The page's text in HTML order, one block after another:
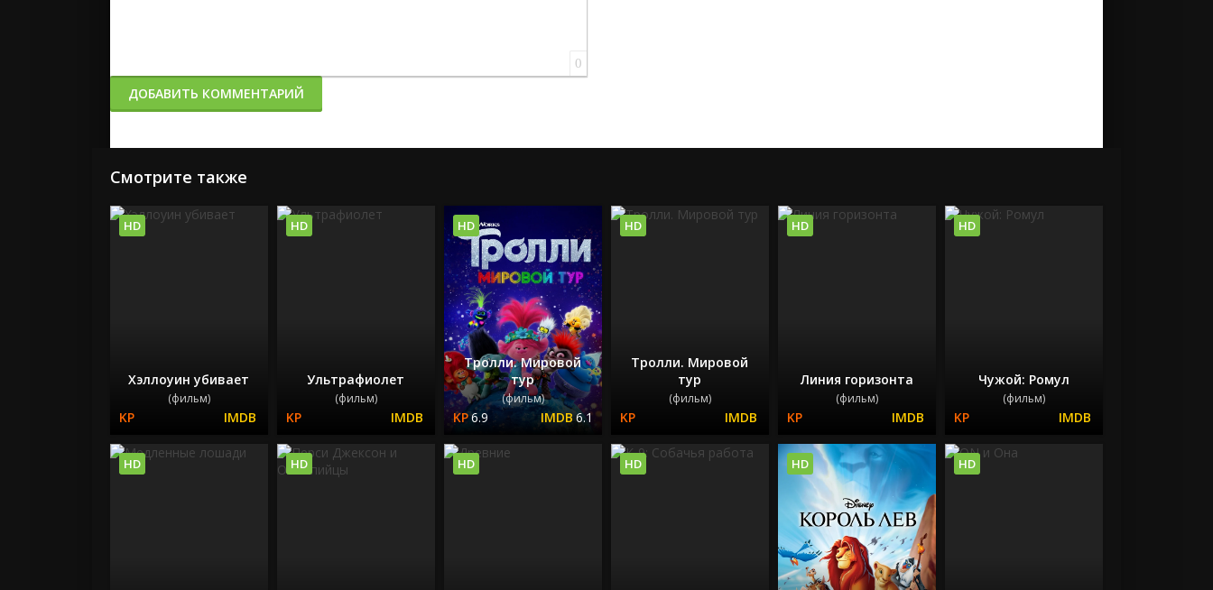
0
ДОБАВИТЬ КОММЕНТАРИЙ
Смотрите также
Хэллоуин убивает
(фильм)
HD
Ультрафиолет
(фильм)
HD
Тролли. Мировой
тур
(фильм)
6.9 6.1
HD
Тролли. Мировой
тур
(фильм)
HD
Линия горизонта
(фильм)
HD
Чужой: Ромул
(фильм)
HD
HD HD HD HD HD HD